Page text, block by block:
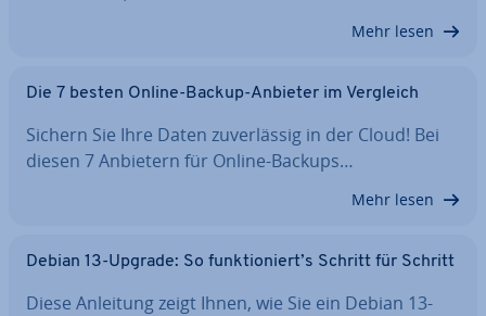
Mehr lesen
Die 7 besten Online-Backup-Anbieter im Vergleich
Sichern Sie Ihre Daten zu­ver­läs­sig in der Cloud! Bei
diesen 7 Anbietern für Online-Backups…
Mehr lesen
Debian 13-Upgrade: So funk­tio­niert’s Schritt für Schritt
Diese Anleitung zeigt Ihnen, wie Sie ein Debian 13-